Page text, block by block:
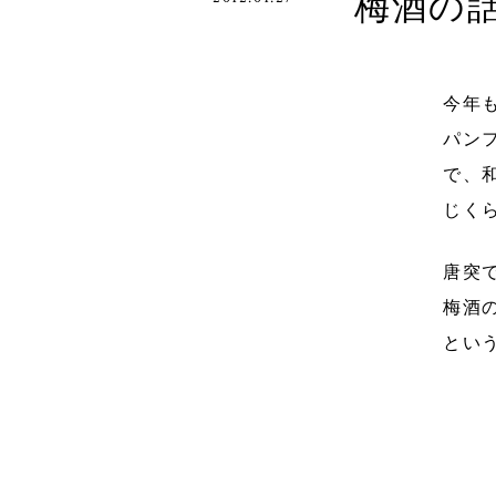
今年
パン
で、
じく
唐突
梅酒
とい